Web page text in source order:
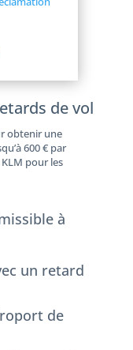
de vol
obtenir une
600 € par
pour les
à
un retard
de